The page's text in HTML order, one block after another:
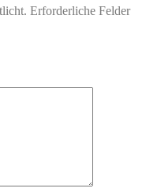
Erforderliche Felder